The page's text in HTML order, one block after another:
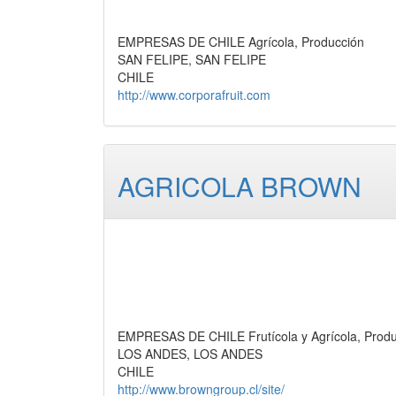
EMPRESAS DE CHILE Agrícola, Producción
SAN FELIPE, SAN FELIPE
CHILE
http://www.corporafruit.com
AGRICOLA BROWN
EMPRESAS DE CHILE Frutícola y Agrícola,
LOS ANDES, LOS ANDES
CHILE
http://www.browngroup.cl/site/